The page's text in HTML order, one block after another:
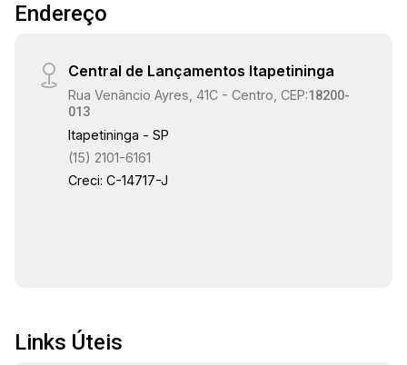
Endereço
Central de Lançamentos Itapetininga
Rua Venâncio Ayres, 41C - Centro, CEP:18200-
013
Itapetininga - SP
(15) 2101-6161
Creci: C-14717-J
Links Úteis